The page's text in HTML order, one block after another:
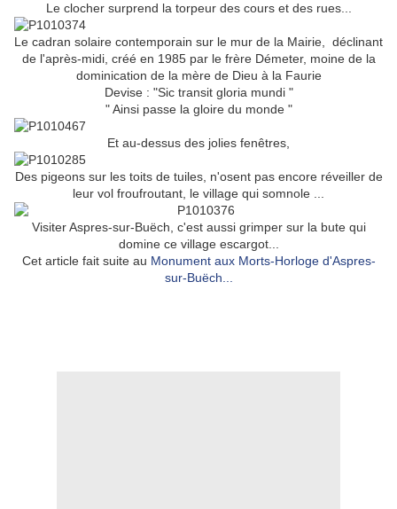
Le clocher surprend la torpeur des cours et des rues...
Le cadran solaire contemporain sur le mur de la Mairie,
déclinant
de l'après-midi, créé en 1985 par le frère Démeter, moine de la
dominication de la mère de Dieu à la Faurie
Devise : "Sic transit gloria mundi "
" Ainsi passe la gloire du monde "
Et au-dessus des jolies fenêtres,
Des pigeons sur les toits de tuiles, n'osent pas encore réveiller de
leur vol froufroutant, le village qui somnole ...
Visiter Aspres-sur-Buëch, c'est aussi grimper sur la bute qui
domine ce village escargot...
Cet article fait suite au Monument aux Morts-Horloge d'Aspres-
sur-Buëch...